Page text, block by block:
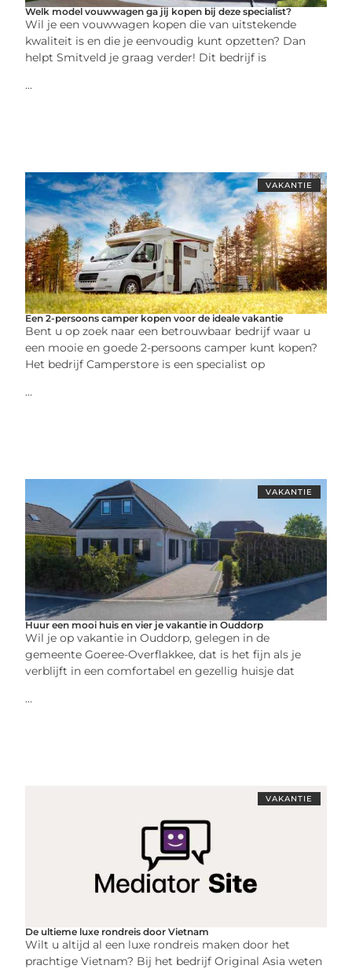
Welk model vouwwagen ga jij kopen bij deze specialist?
Wil je een vouwwagen kopen die van uitstekende
kwaliteit is en die je eenvoudig kunt opzetten? Dan
helpt Smitveld je graag verder! Dit bedrijf is
...
VAKANTIE
Een 2-persoons camper kopen voor de ideale vakantie
Bent u op zoek naar een betrouwbaar bedrijf waar u
een mooie en goede 2-persoons camper kunt kopen?
Het bedrijf Camperstore is een specialist op
...
VAKANTIE
Huur een mooi huis en vier je vakantie in Ouddorp
Wil je op vakantie in Ouddorp, gelegen in de
gemeente Goeree-Overflakkee, dat is het fijn als je
verblijft in een comfortabel en gezellig huisje dat
...
VAKANTIE
De ultieme luxe rondreis door Vietnam
Wilt u altijd al een luxe rondreis maken door het
prachtige Vietnam? Bij het bedrijf Original Asia weten